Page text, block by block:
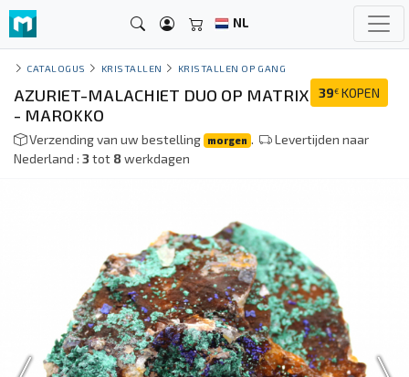
NL
CATALOGUS KRISTALLEN KRISTALLEN OP GANG
39€ KOPEN
AZURIET-MALACHIET DUO OP MATRIX
- MAROKKO
Verzending van uw bestelling morgen .
Levertijden naar
Nederland : 3tot 8werkdagen